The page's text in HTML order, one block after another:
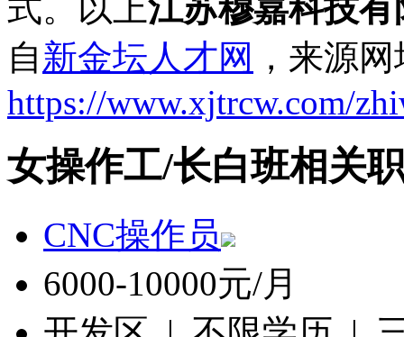
式。以上江苏穆嘉科技
自新金坛人才网 ，来源
https://www.xjtrcw.com/
女操作工/长白班相关
CNC操作员
6000-10000元/月